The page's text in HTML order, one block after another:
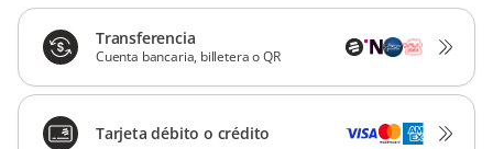
Transferencia
Cuenta bancaria, billetera o QR
Tarjeta débito o crédito